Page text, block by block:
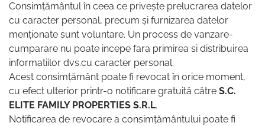
Consimțământul în ceea ce privește prelucrarea datelor
cu caracter personal, precum și furnizarea datelor
menționate sunt voluntare. Un process de vanzare-
cumparare nu poate incepe fara primirea si distribuirea
informatiilor dvs.cu caracter personal.
Acest consimțământ poate fi revocat în orice moment,
cu efect ulterior printr-o notificare gratuită către S.C.
ELITE FAMILY PROPERTIES S.R.L.
Notificarea de revocare a consimțământului poate fi